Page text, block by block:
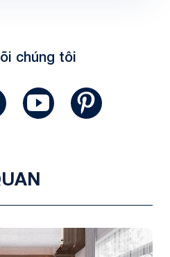
chúng tôi